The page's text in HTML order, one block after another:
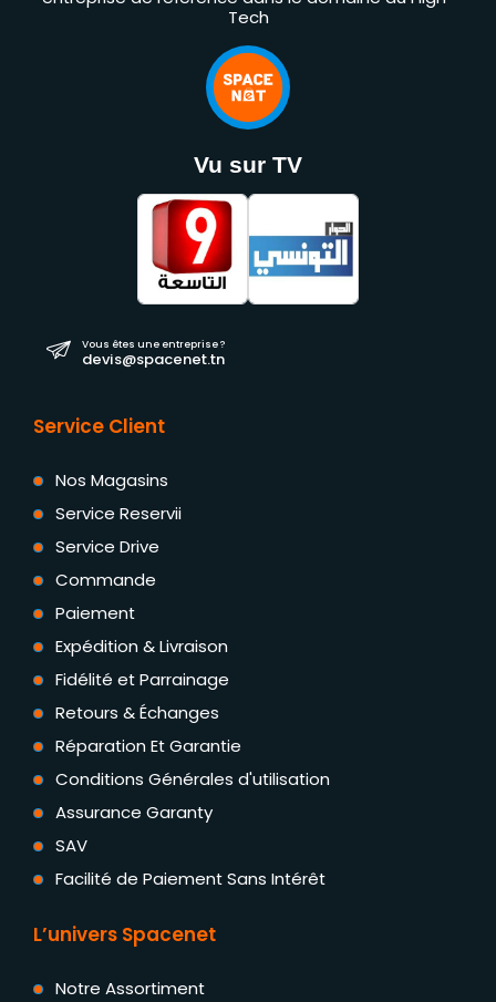
Tech
Vu sur TV
Vous êtes une entreprise ?
devis@spacenet.tn
Service Client
Nos Magasins
Service Reservii
Service Drive
Commande
Paiement
Expédition & Livraison
Fidélité et Parrainage
Retours & Échanges
Réparation Et Garantie
Conditions Générales d'utilisation
Assurance Garanty
SAV
Facilité de Paiement Sans Intérêt
L’univers Spacenet
Notre Assortiment